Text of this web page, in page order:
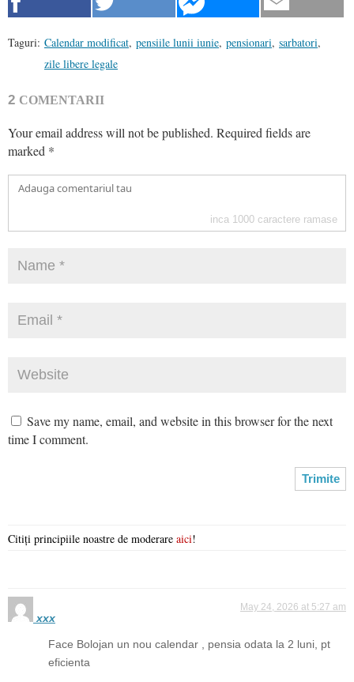
Taguri: Calendar modificat, pensiile lunii iunie, pensionari, sarbatori,
zile libere legale
2 COMENTARII
Your email address will not be published. Required fields are
marked *
inca 1000 caractere ramase
Save my name, email, and website in this browser for the next
time I comment.
Citiți principiile noastre de moderare aici!
xxx
May 24, 2026 at 5:27 am
Face Bolojan un nou calendar , pensia odata la 2 luni, pt
eficienta